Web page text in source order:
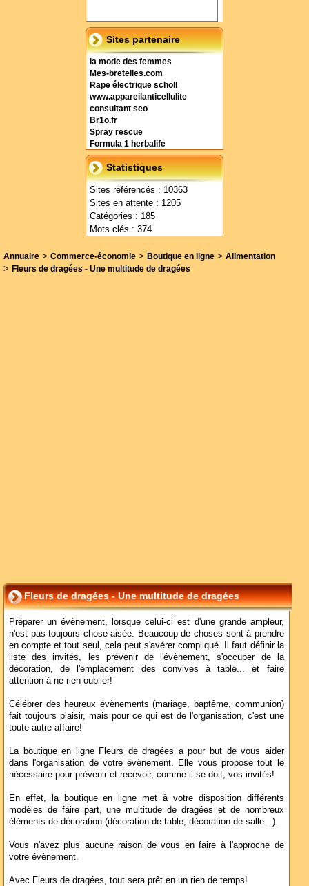
Sites partenaire
la mode des femmes
Mes-bretelles.com
Rape électrique scholl
www.appareilanticellulite
consultant seo
Br1o.fr
Spray rescue
Formula 1 herbalife
Statistiques
Sites référencés : 10363
Sites en attente : 1205
Catégories : 185
Mots clés : 374
Annuaire > Commerce-économie > Boutique en ligne > Alimentation
> Fleurs de dragées - Une multitude de dragées
Fleurs de dragées - Une multitude de dragées
Préparer un évènement, lorsque celui-ci est d'une grande ampleur,
n'est pas toujours chose aisée. Beaucoup de choses sont à prendre
en compte et tout seul, cela peut s'avérer compliqué. Il faut définir la
liste des invités, les prévenir de l'évènement, s'occuper de la
décoration, de l'emplacement des convives à table... et faire
attention à ne rien oublier!
Célébrer des heureux évènements (mariage, baptême, communion)
fait toujours plaisir, mais pour ce qui est de l'organisation, c'est une
toute autre affaire!
La boutique en ligne Fleurs de dragées a pour but de vous aider
dans l'organisation de votre évènement. Elle vous propose tout le
nécessaire pour prévenir et recevoir, comme il se doit, vos invités!
En effet, la boutique en ligne met à votre disposition différents
modèles de faire part, une multitude de dragées et de nombreux
éléments de décoration (décoration de table, décoration de salle...).
Vous n'avez plus aucune raison de vous en faire à l'approche de
votre évènement.
Avec Fleurs de dragées, tout sera prêt en un rien de temps!